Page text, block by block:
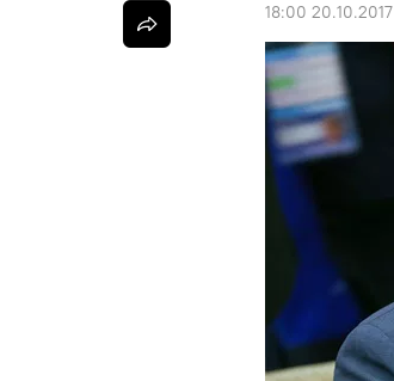
18:00 20.10.2017